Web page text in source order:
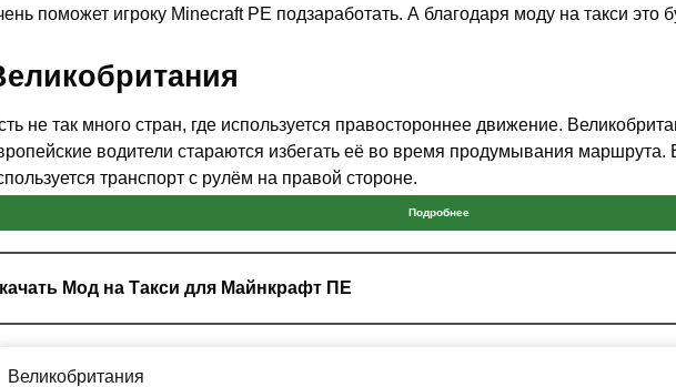
поможет игроку Minecraft PE подзаработать. А благодаря моду на такси это
не так много стран, где используется правостороннее движение.
водители стараются избегать её во время продумывания маршрута.
транспорт с рулём на правой стороне.
Некоторые игроки Майнкрафт ПЕ шутят про то что он торчит из бардачка.
внешний вид автомобиля весьма необычный. Он достаточно большой. Из-за
скоростью.
Подробнее
Мод на Такси для Майнкрафт ПЕ
Великобритания